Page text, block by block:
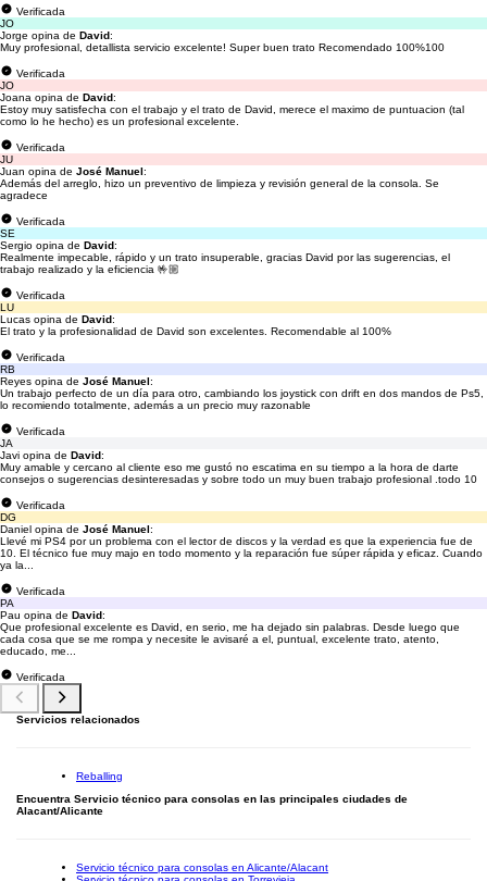
Verificada
JO
Jorge opina de David:
Muy profesional, detallista servicio excelente! Super buen trato Recomendado 100%100
Verificada
JO
Joana opina de David:
Estoy muy satisfecha con el trabajo y el trato de David, merece el maximo de puntuacion (tal
como lo he hecho) es un profesional excelente.
Verificada
JU
Juan opina de José Manuel:
Además del arreglo, hizo un preventivo de limpieza y revisión general de la consola. Se
agradece
Verificada
SE
Sergio opina de David:
Realmente impecable, rápido y un trato insuperable, gracias David por las sugerencias, el
trabajo realizado y la eficiencia 🤟🏼
Verificada
LU
Lucas opina de David:
El trato y la profesionalidad de David son excelentes. Recomendable al 100%
Verificada
RB
Reyes opina de José Manuel:
Un trabajo perfecto de un día para otro, cambiando los joystick con drift en dos mandos de Ps5,
lo recomiendo totalmente, además a un precio muy razonable
Verificada
JA
Javi opina de David:
Muy amable y cercano al cliente eso me gustó no escatima en su tiempo a la hora de darte
consejos o sugerencias desinteresadas y sobre todo un muy buen trabajo profesional .todo 10
Verificada
DG
Daniel opina de José Manuel:
Llevé mi PS4 por un problema con el lector de discos y la verdad es que la experiencia fue de
10. El técnico fue muy majo en todo momento y la reparación fue súper rápida y eficaz. Cuando
ya la...
Verificada
PA
Pau opina de David:
Que profesional excelente es David, en serio, me ha dejado sin palabras. Desde luego que
cada cosa que se me rompa y necesite le avisaré a el, puntual, excelente trato, atento,
educado, me...
Verificada
Servicios relacionados
Reballing
Encuentra Servicio técnico para consolas en las principales ciudades de
Alacant/Alicante
Servicio técnico para consolas en Alicante/Alacant